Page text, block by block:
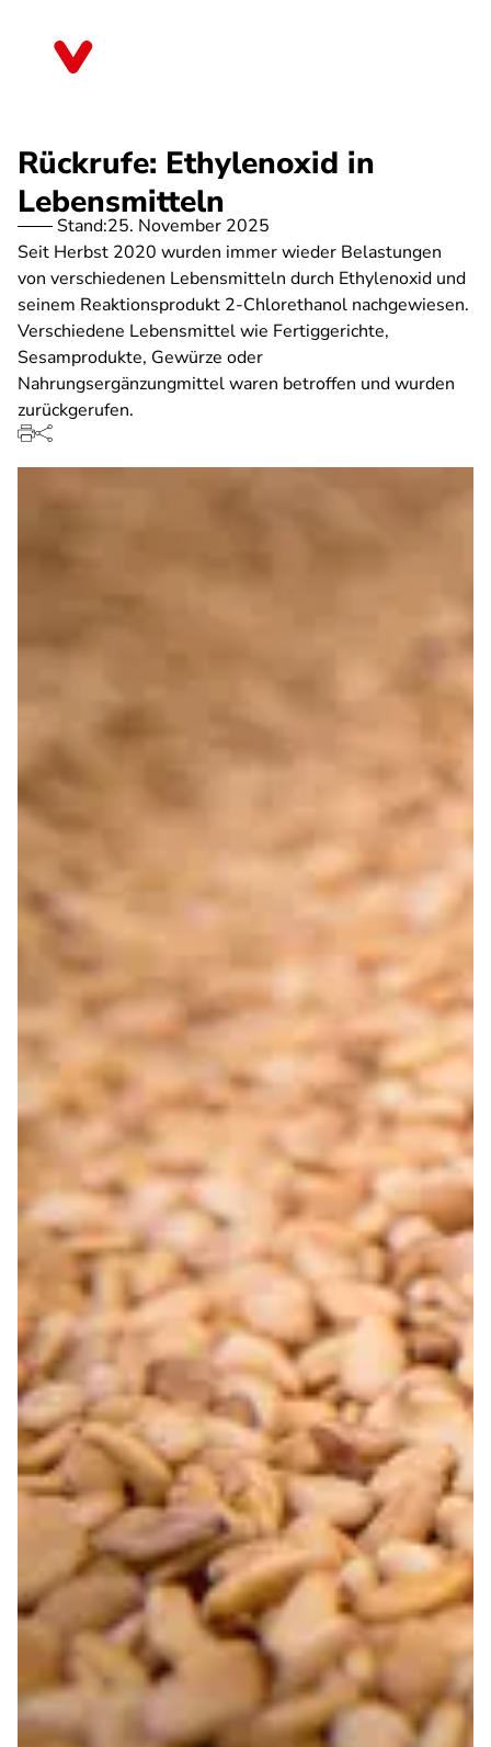
Rückrufe: Ethylenoxid in
Lebensmitteln
Stand:25. November 2025
Seit Herbst 2020 wurden immer wieder Belastungen
von verschiedenen Lebensmitteln durch Ethylenoxid und
seinem Reaktionsprodukt 2-Chlorethanol nachgewiesen.
Verschiedene Lebensmittel wie Fertiggerichte,
Sesamprodukte, Gewürze oder
Nahrungsergänzungmittel waren betroffen und wurden
zurückgerufen.